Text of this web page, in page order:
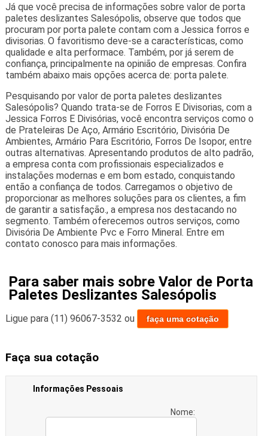
Já que você precisa de informações sobre valor de porta
paletes deslizantes Salesópolis, observe que todos que
procuram por porta palete contam com a Jessica forros e
divisorias. O favoritismo deve-se a características, como
qualidade e alta performace. Também, por já serem de
confiança, principalmente na opinião de empresas. Confira
também abaixo mais opções acerca de: porta palete.
Pesquisando por valor de porta paletes deslizantes
Salesópolis? Quando trata-se de Forros E Divisorias, com a
Jessica Forros E Divisórias, você encontra serviços como o
de Prateleiras De Aço, Armário Escritório, Divisória De
Ambientes, Armário Para Escritório, Forros De Isopor, entre
outras alternativas. Apresentando produtos de alto padrão,
a empresa conta com profissionais especializados e
instalações modernas e em bom estado, conquistando
então a confiança de todos. Carregamos o objetivo de
proporcionar as melhores soluções para os clientes, a fim
de garantir a satisfação., a empresa nos destacando no
segmento. Também oferecemos outros serviços, como
Divisória De Ambiente Pvc e Forro Mineral. Entre em
contato conosco para mais informações.
Para saber mais sobre Valor de Porta
Paletes Deslizantes Salesópolis
Ligue para (11) 96067-3532 ou faça uma cotação
Faça sua cotação
Informações Pessoais
Nome: